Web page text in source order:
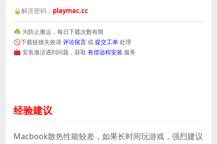
🔒解压密码： playmac.cc
☘️ 为防止搬运，每日下载次数有限
🚫下载链接失效请评论留言或提交工单处理
🧰 安装激活遇到问题，获取 有偿远程安装 服务
经验建议
Macbook散热性能较差，如果长时间玩游戏，强烈建议